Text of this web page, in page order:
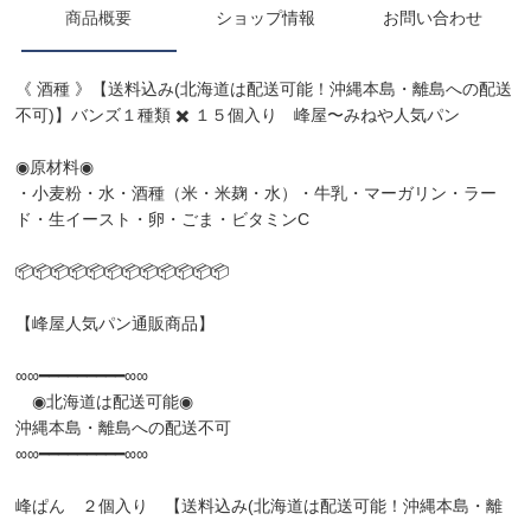
商品概要 ショップ情報 お問い合わせ
《 酒種 》【送料込み(北海道は配送可能！沖縄本島・離島への配送
不可)】バンズ１種類 ✖️ １５個入り 峰屋〜みねや人気パン
​◉原材料◉
・小麦粉・水・酒種（米・米麹・水）・牛乳・マーガリン・ラー
ド・生イースト・卵・ごま・ビタミンC
📦📦📦📦📦📦📦📦📦📦📦📦
【峰屋人気パン通販商品】
∞∞━━━━━━━━━∞∞
◉北海道は配送可能◉
沖縄本島・離島への配送不可
∞∞━━━━━━━━━∞∞
峰ぱん ２個入り 【送料込み(北海道は配送可能！沖縄本島・離